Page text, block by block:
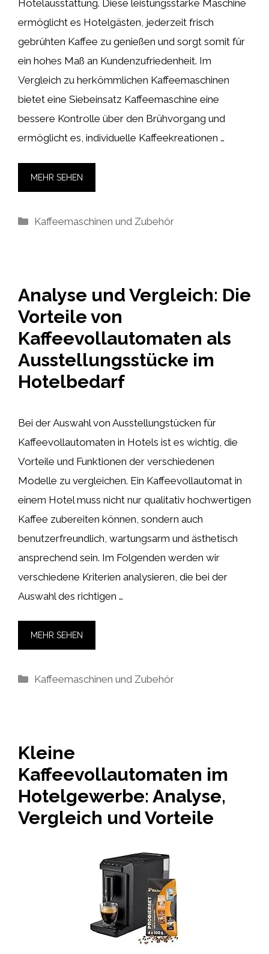
Hotelausstattung. Diese leistungsstarke Maschine
ermöglicht es Hotelgästen, jederzeit frisch
gebrühten Kaffee zu genießen und sorgt somit für
ein hohes Maß an Kundenzufriedenheit. Im
Vergleich zu herkömmlichen Kaffeemaschinen
bietet eine Siebeinsatz Kaffeemaschine eine
bessere Kontrolle über den Brühvorgang und
ermöglicht es, individuelle Kaffeekreationen …
MEHR SEHEN
Kategorien
Kaffeemaschinen und Zubehör
Analyse und Vergleich: Die
Vorteile von
Kaffeevollautomaten als
Ausstellungsstücke im
Hotelbedarf
Bei der Auswahl von Ausstellungstücken für
Kaffeevollautomaten in Hotels ist es wichtig, die
Vorteile und Funktionen der verschiedenen
Modelle zu vergleichen. Ein Kaffeevollautomat in
einem Hotel muss nicht nur qualitativ hochwertigen
Kaffee zubereiten können, sondern auch
benutzerfreundlich, wartungsarm und ästhetisch
ansprechend sein. Im Folgenden werden wir
verschiedene Kriterien analysieren, die bei der
Auswahl des richtigen …
MEHR SEHEN
Kategorien
Kaffeemaschinen und Zubehör
Kleine
Kaffeevollautomaten im
Hotelgewerbe: Analyse,
Vergleich und Vorteile